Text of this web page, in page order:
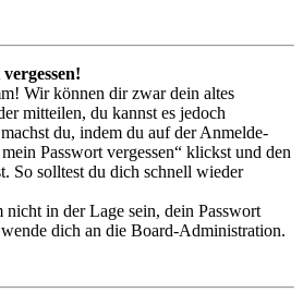
Wir können dir zwar dein altes
mitteilen, du kannst es jedoch
du, indem du auf der Anmelde-
Passwort vergessen“ klickst und den
So solltest du dich schnell wieder
nicht in der Lage sein, dein Passwort
dich an die Board-Administration.